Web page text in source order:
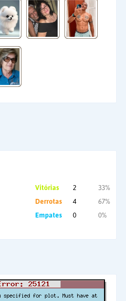
Vitórias 2
33%
Derrotas
4
67%
Empates
0 0%